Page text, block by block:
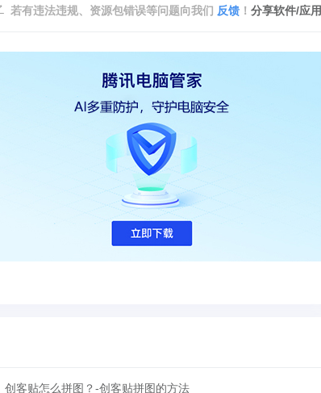
分享软件/应用
若有违法违规、资源包错误等问题向我们 反馈 ！
创客贴怎么拼图？-创客贴拼图的方法